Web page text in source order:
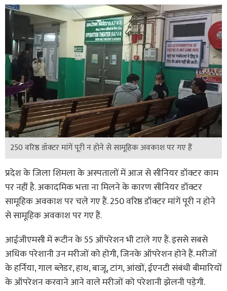
250 वरिष्ठ डॉक्टर मांगें पूरी न होने से सामूहिक अवकाश पर गए हैं
प्रदेश के जिला शिमला के अस्पतालों में आज से सीनियर डॉक्टर काम
पर नहीं है. अकादमिक भत्ता ना मिलने के कारण सीनियर डॉक्टर
सामूहिक अवकाश पर चले गए हैं. 250 वरिष्ठ डॉक्टर मांगें पूरी न होने
से सामूहिक अवकाश पर गए हैं.
आईजीएमसी में रूटीन के 55 ऑपरेशन भी टाले गए हैं. इससे सबसे
अधिक परेशानी उन मरीजों को होगी, जिनके ऑपरेशन होने हैं. मरीजों
के हर्निया, गाल ब्लेडर, हाथ, बाजू, टांग, आंखों, ईएनटी संबंधी बीमारियों
के ऑपरेशन करवाने आने वाले मरीजों को परेशानी झेलनी पड़ेगी.